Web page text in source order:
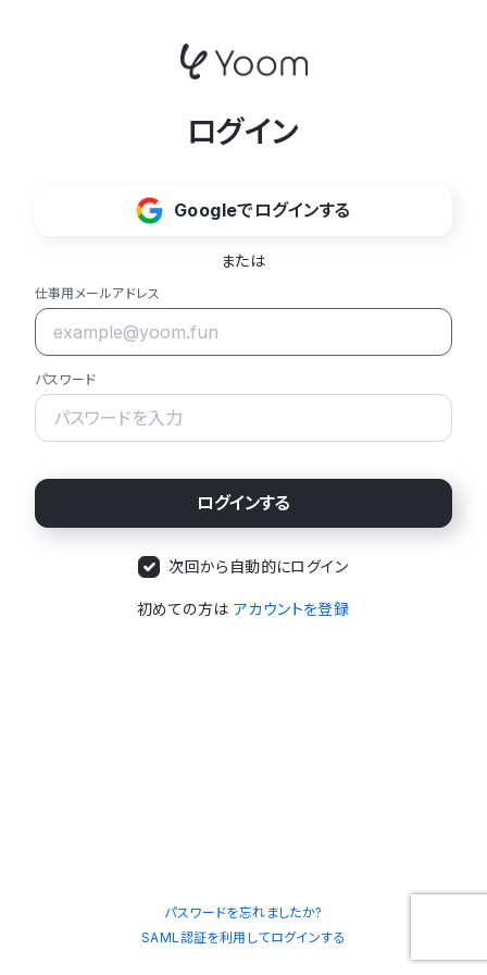
ログイン
Googleでログインする
または
仕事用メールアドレス
パスワード
次回から自動的にログイン
初めての方は アカウントを登録
パスワードを忘れましたか?
SAML認証を利用してログインする